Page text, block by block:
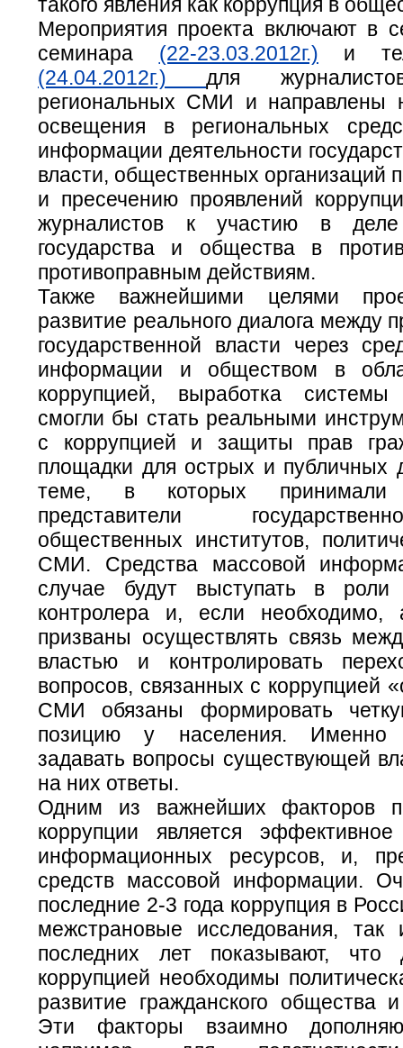
Мероприятия проекта включают в
семинара (22-23.03.2012г.) и
(24.04.2012г.)для
региональных СМИ и направлены
освещения в региональных
информации деятельности
власти, общественных организаций
и пресечению проявлений
журналистов к участию в деле
государства и общества в
противоправным действиям.
Также важнейшими целями
развитие реального диалога между
государственной власти через
информации и обществом в
коррупцией, выработка
смогли бы стать реальными
с коррупцией и защиты прав
площадки для острых и публичных
теме, в которых
представители
общественных институтов,
СМИ. Средства массовой
случае будут выступать в роли
контролера и, если необходимо,
призваны осуществлять связь
властью и контролировать
вопросов, связанных с коррупцией
СМИ обязаны формировать
позицию у населения.
задавать вопросы существующей
на них ответы.
Одним из важнейших факторов
коррупции является эффективное
информационных ресурсов, и,
средств массовой информации.
последние 2-3 года коррупция в
межстрановые исследования,
последних лет показывают,
коррупцией необходимы
развитие гражданского
Эти факторы взаимно